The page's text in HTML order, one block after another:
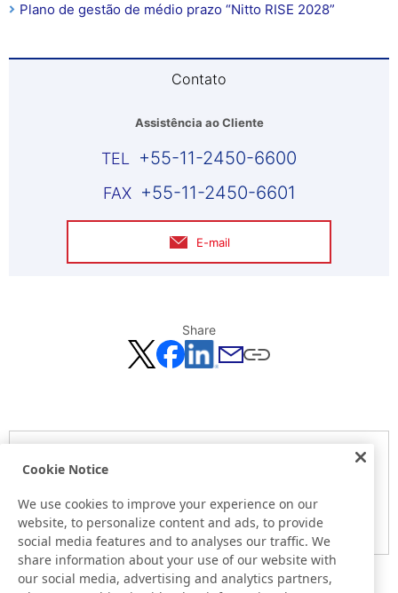
Plano de gestão de médio prazo “Nitto RISE 2028”
Contato
Assistência ao Cliente
+55-11-2450-6600
+55-11-2450-6601
E-mail
Share
Here is the information at the release day. This information
may be different from the information at other medias.
Please be forewarned.
Cookie Notice
We use cookies to improve your experience on our
website, to personalize content and ads, to provide
social media features and to analyses our traffic. We
share information about your use of our website with
our social media, advertising and analytics partners,